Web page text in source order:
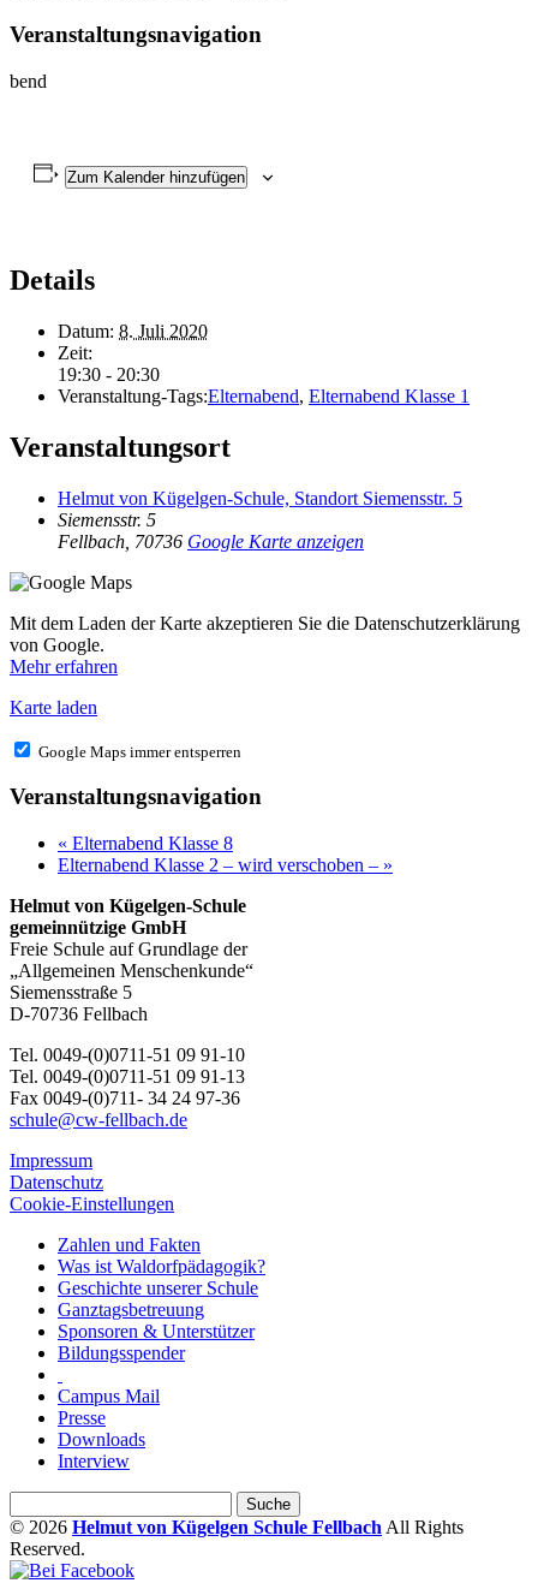
Veranstaltungsnavigation
bend
Zum Kalender hinzufügen
Details
Datum: 8. Juli 2020
Zeit:
19:30 - 20:30
Veranstaltung-Tags:Elternabend, Elternabend Klasse 1
Veranstaltungsort
Helmut von Kügelgen-Schule, Standort Siemensstr. 5
Siemensstr. 5
Fellbach 70736 Google Karte anzeigen
Mit dem Laden der Karte akzeptieren Sie die Datenschutzerklärung
von Google.
Mehr erfahren
Karte laden
Google Maps immer entsperren
Veranstaltungsnavigation
« Elternabend Klasse 8
Elternabend Klasse 2 – wird verschoben – »
Helmut von Kügelgen-Schule
gemeinnützige GmbH
Freie Schule auf Grundlage der
„Allgemeinen Menschenkunde“
Siemensstraße 5
D-70736 Fellbach
Tel. 0049-(0)0711-51 09 91-10
Tel. 0049-(0)0711-51 09 91-13
Fax 0049-(0)711- 34 24 97-36
schule@cw-fellbach.de
Impressum
Datenschutz
Cookie-Einstellungen
Zahlen und Fakten
Was ist Waldorfpädagogik?
Geschichte unserer Schule
Ganztagsbetreuung
Sponsoren & Unterstützer
Bildungsspender
Campus Mail
Presse
Downloads
Interview
© 2026 Helmut von Kügelgen Schule Fellbach All Rights
Reserved.